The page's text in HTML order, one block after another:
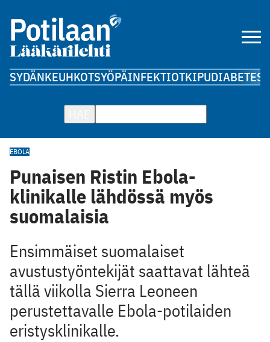
SYDÄNKEUHKOTSYÖPÄINFEKTIOTKIPUDIABETES
EBOLA
Punaisen Ristin Ebola-
klinikalle lähdössä myös
suomalaisia
Ensimmäiset suomalaiset
avustustyöntekijät saattavat lähteä
tällä viikolla Sierra Leoneen
perustettavalle Ebola-potilaiden
eristysklinikalle.